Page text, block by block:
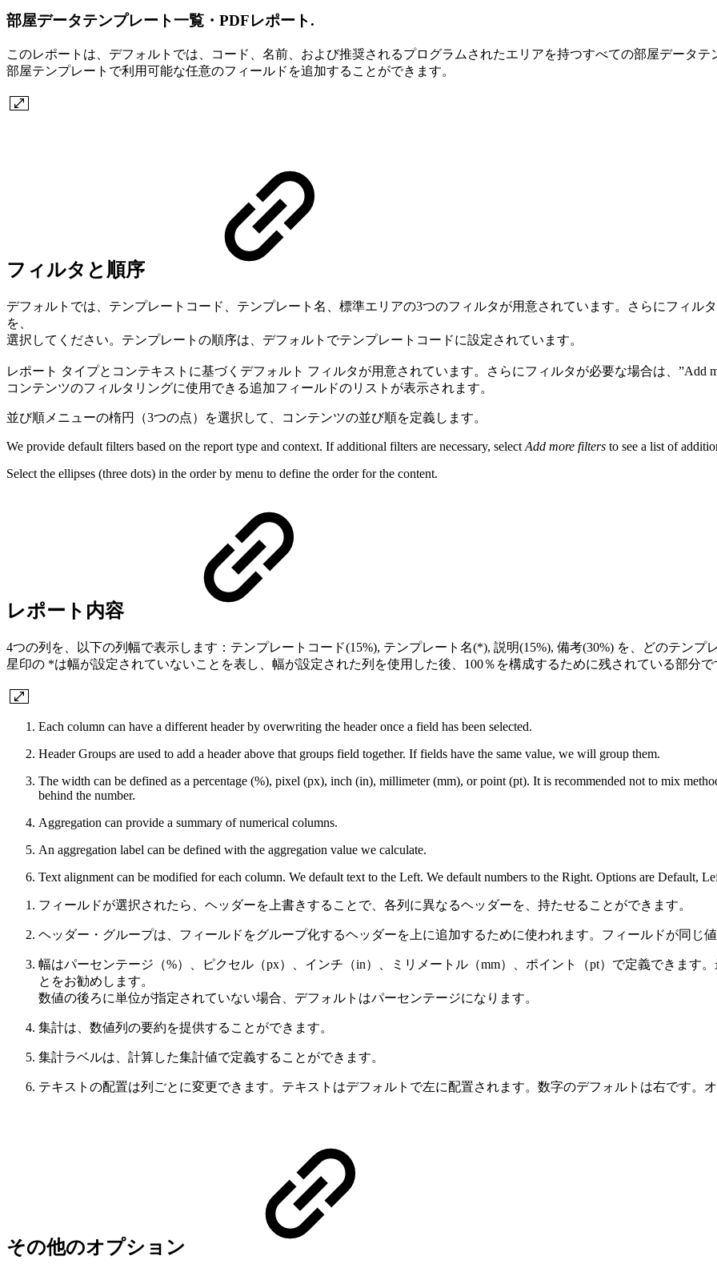
部屋データテンプレート一覧・PDFレポート.
このレポートは、デフォルトでは、コード、名前、および推奨されるプログラムされたエリアを持つすべての部屋データテ
部屋テンプレートで利用可能な任意のフィールドを追加することができます。
フィルタと順序
デフォルトでは、テンプレートコード、テンプレート名、標準エリアの3つのフィルタが用意されています。さらにフィル
を、
選択してください。テンプレートの順序は、デフォルトでテンプレートコードに設定されています。
レポート タイプとコンテキストに基づくデフォルト フィルタが用意されています。さらにフィルタが必要な場合は、”Add
コンテンツのフィルタリングに使用できる追加フィールドのリストが表示されます。
並び順メニューの楕円（3つの点）を選択して、コンテンツの並び順を定義します。
We provide default filters based on the report type and context. If additional filters are necessary, select Add more filters to see a list of
Select the ellipses (three dots) in the order by menu to define the order for the content.
レポート内容
4つの列を、以下の列幅で表示します：テンプレートコード(15%), テンプレート名(*), 説明(15%), 備考(30%) を、どのテンプ
星印の *は幅が設定されていないことを表し、幅が設定された列を使用した後、100％を構成するために残されている部分で
Each column can have a different header by overwriting the header once a field has been selected.
Header Groups are used to add a header above that groups field together. If fields have the same value, we will group them.
The width can be defined as a percentage (%), pixel (px), inch (in), millimeter (mm), or point (pt). It is recommended not to mix
behind the number.
Aggregation can provide a summary of numerical columns.
An aggregation label can be defined with the aggregation value we calculate.
Text alignment can be modified for each column. We default text to the Left. We default numbers to the Right. Options are Default,
フィールドが選択されたら、ヘッダーを上書きすることで、各列に異なるヘッダーを、持たせることができます。
ヘッダー・グループは、フィールドをグループ化するヘッダーを上に追加するために使われます。フィールドが同じ
幅はパーセンテージ（%）、ピクセル（px）、インチ（in）、ミリメートル（mm）、ポイント（pt）で定義できます
とをお勧めします。
数値の後ろに単位が指定されていない場合、デフォルトはパーセンテージになります。
集計は、数値列の要約を提供することができます。
集計ラベルは、計算した集計値で定義することができます。
テキストの配置は列ごとに変更できます。テキストはデフォルトで左に配置されます。数字のデフォルトは右です。
その他のオプション